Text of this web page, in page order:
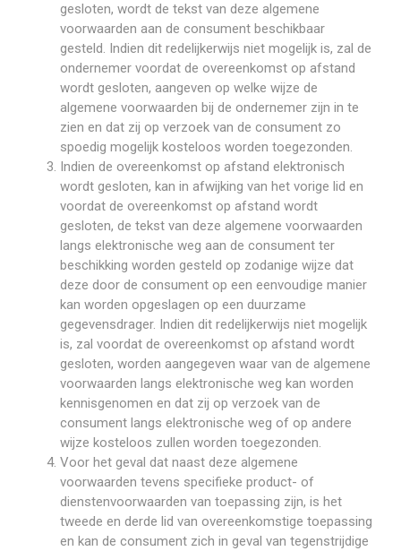
gesloten, wordt de tekst van deze algemene
voorwaarden aan de consument beschikbaar
gesteld. Indien dit redelijkerwijs niet mogelijk is, zal de
ondernemer voordat de overeenkomst op afstand
wordt gesloten, aangeven op welke wijze de
algemene voorwaarden bij de ondernemer zijn in te
zien en dat zij op verzoek van de consument zo
spoedig mogelijk kosteloos worden toegezonden.
Indien de overeenkomst op afstand elektronisch
wordt gesloten, kan in afwijking van het vorige lid en
voordat de overeenkomst op afstand wordt
gesloten, de tekst van deze algemene voorwaarden
langs elektronische weg aan de consument ter
beschikking worden gesteld op zodanige wijze dat
deze door de consument op een eenvoudige manier
kan worden opgeslagen op een duurzame
gegevensdrager. Indien dit redelijkerwijs niet mogelijk
is, zal voordat de overeenkomst op afstand wordt
gesloten, worden aangegeven waar van de algemene
voorwaarden langs elektronische weg kan worden
kennisgenomen en dat zij op verzoek van de
consument langs elektronische weg of op andere
wijze kosteloos zullen worden toegezonden.
Voor het geval dat naast deze algemene
voorwaarden tevens specifieke product- of
dienstenvoorwaarden van toepassing zijn, is het
tweede en derde lid van overeenkomstige toepassing
en kan de consument zich in geval van tegenstrijdige